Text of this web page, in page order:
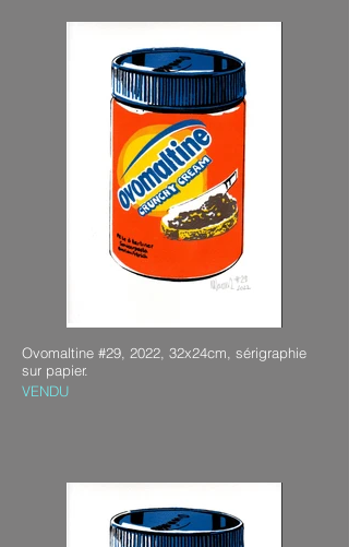
Ovomaltine #29, 2022, 32x24cm, sérigraphie
sur papier.
VENDU